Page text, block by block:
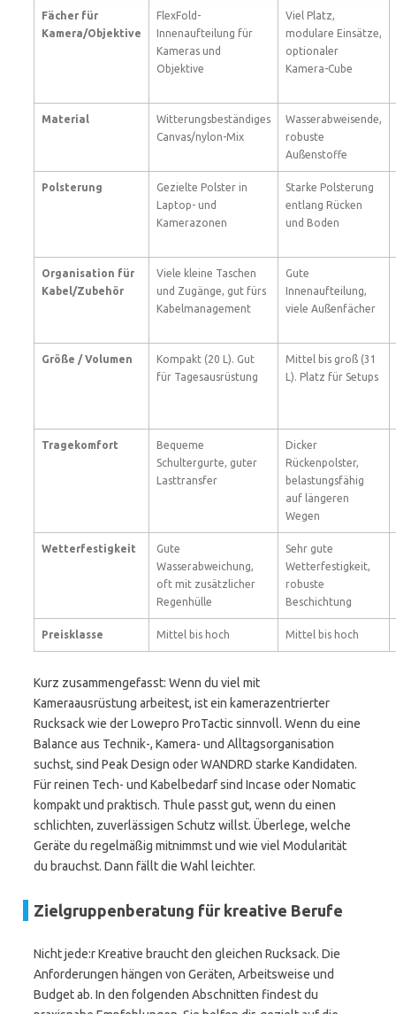
Fächer für
Kamera/Objektive
FlexFold-
Innenaufteilung für
Kameras und
Objektive
Viel Platz,
modulare Einsätze,
optionaler
Kamera-Cube
Material
Witterungsbeständiges
Canvas/nylon-Mix
Wasserabweisende,
robuste
Außenstoffe
Polsterung
Gezielte Polster in
Laptop- und
Kamerazonen
Starke Polsterung
entlang Rücken
und Boden
Organisation für
Kabel/Zubehör
Viele kleine Taschen
und Zugänge, gut fürs
Kabelmanagement
Gute
Innenaufteilung,
viele Außenfächer
Größe / Volumen
Kompakt (20 L). Gut
für Tagesausrüstung
Mittel bis groß (31
L). Platz für Setups
Tragekomfort
Bequeme
Schultergurte, guter
Lasttransfer
Dicker
Rückenpolster,
belastungsfähig
auf längeren
Wegen
Wetterfestigkeit
Gute
Wasserabweichung,
oft mit zusätzlicher
Regenhülle
Sehr gute
Wetterfestigkeit,
robuste
Beschichtung
Preisklasse Mittel bis hoch Mittel bis hoch
Kurz zusammengefasst: Wenn du viel mit
Kameraausrüstung arbeitest, ist ein kamerazentrierter
Rucksack wie der Lowepro ProTactic sinnvoll. Wenn du eine
Balance aus Technik-, Kamera- und Alltagsorganisation
suchst, sind Peak Design oder WANDRD starke Kandidaten.
Für reinen Tech- und Kabelbedarf sind Incase oder Nomatic
kompakt und praktisch. Thule passt gut, wenn du einen
schlichten, zuverlässigen Schutz willst. Überlege, welche
Geräte du regelmäßig mitnimmst und wie viel Modularität
du brauchst. Dann fällt die Wahl leichter.
Zielgruppenberatung für kreative Berufe
Nicht jede:r Kreative braucht den gleichen Rucksack. Die
Anforderungen hängen von Geräten, Arbeitsweise und
Budget ab. In den folgenden Abschnitten findest du